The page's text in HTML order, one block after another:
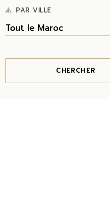
PAR VILLE
Tout le Maroc
CHERCHER